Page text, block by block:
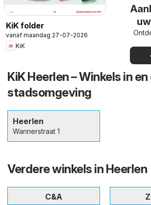
KiK folder
vanaf maandag 27-07-2026
KiK
KiK Heerlen – Winkels in en
stadsomgeving
Heerlen
Wannerstraat 1
Verdere winkels in Heerlen
C&A